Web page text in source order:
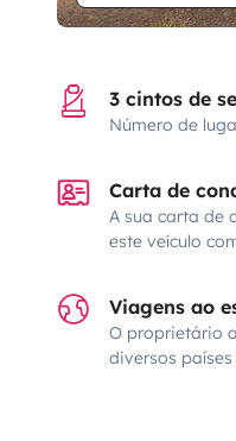
3 cintos de
Número de
Carta de
A sua carta de
este veículo
Viagens ao
O proprietário
diversos países